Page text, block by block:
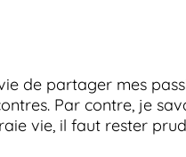
de partager mes
Par contre, je
vie, il faut rester